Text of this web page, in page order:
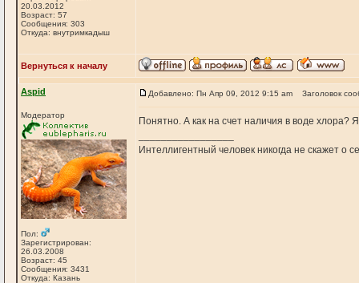
20.03.2012
Возраст: 57
Сообщения: 303
Откуда: внутримкадыш
Вернуться к началу
Aspid
Модератор
Пол:
Зарегистрирован:
26.03.2008
Возраст: 45
Сообщения: 3431
Откуда: Казань
Добавлено: Пн Апр 09, 2012 9:15 am Заголовок
Понятно. А как на счет наличия в воде хлора?
Интеллигентный человек никогда не скажет о